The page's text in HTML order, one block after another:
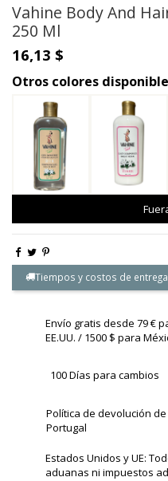
Vahine Body And
250 Ml
16,13 $
Otros colores
Tiempos y costos de entrega
Envío gratis desde 79 €
EE.UU. / 1500 $ para
100 Días para cambios
Política de devolución
Portugal
Estados Unidos y UE:
aduanas ni impuestos